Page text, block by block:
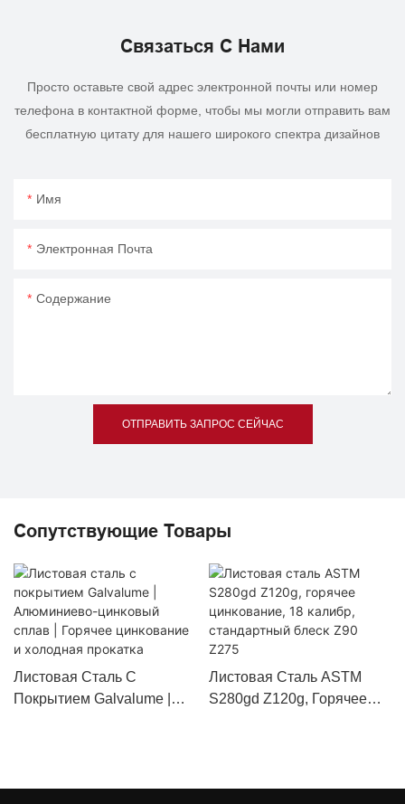
Связаться С Нами
Просто оставьте свой адрес электронной почты или номер
телефона в контактной форме, чтобы мы могли отправить вам
бесплатную цитату для нашего широкого спектра дизайнов
Имя
Электронная Почта
Содержание
ОТПРАВИТЬ ЗАПРОС СЕЙЧАС
Сопутствующие Товары
Листовая Сталь С
Покрытием Galvalume |
Прокатка
Листовая Сталь ASTM
S280gd Z120g, Горячее